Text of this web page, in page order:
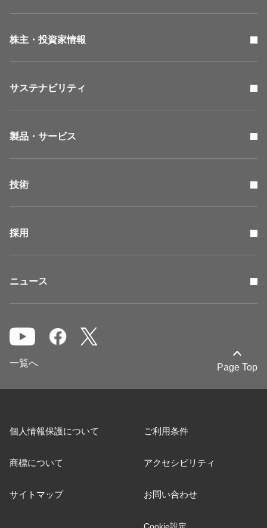
株主・投資家情報
サステナビリティ
製品・サービス
技術
採用
ニュース
Page Top
一覧へ
個人情報保護について ご利用条件
商標について アクセシビリティ
サイトマップ お問い合わせ